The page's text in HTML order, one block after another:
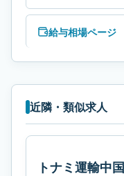
給与相場ページ
近隣・類似求人
トナミ運輸中